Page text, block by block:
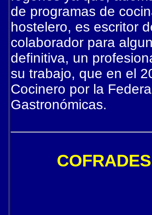
de programas de
hostelero, es escritor
colaborador para
definitiva, un
su trabajo, que en el
Cocinero por la
Gastronómicas.